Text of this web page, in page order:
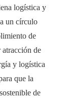
logística y
un círculo
de
atracción de
y logística
que la
de